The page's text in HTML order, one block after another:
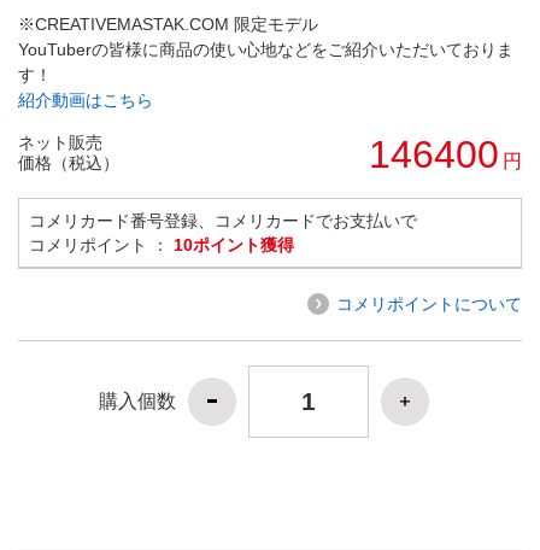
※CREATIVEMASTAK.COM 限定モデル
YouTuberの皆様に商品の使い心地などをご紹介いただいておりま
す！
紹介動画はこちら
ネット販売
価格（税込）
146400 円
コメリカード番号登録、コメリカードでお支払いで
コメリポイント ： 10ポイント獲得
コメリポイントについて
購入個数